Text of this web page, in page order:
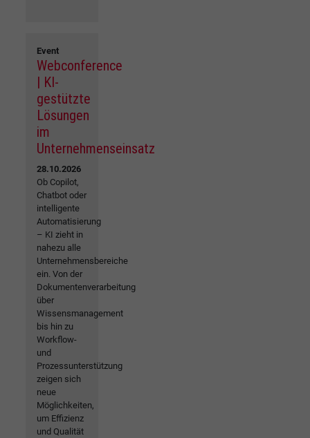
Event
Webconference
| KI-
gestützte
Lösungen
im
Unternehmenseinsatz
28.10.2026
Ob Copilot,
Chatbot oder
intelligente
Automatisierung
– KI zieht in
nahezu alle
Unternehmensbereiche
ein. Von der
Dokumentenverarbeitung
über
Wissensmanagement
bis hin zu
Workflow-
und
Prozessunterstützung
zeigen sich
neue
Möglichkeiten,
um Effizienz
und Qualität